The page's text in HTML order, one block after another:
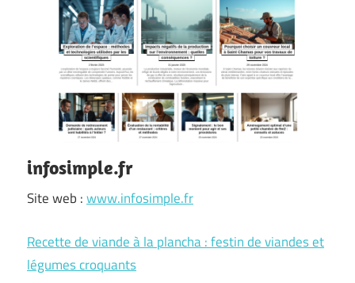
infosimple.fr
Site web :www.infosimple.fr
Recette de viande à la plancha : festin de viandes et
légumes croquants